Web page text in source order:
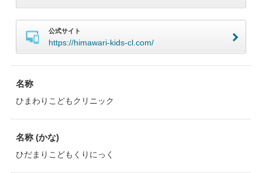
公式サイト
https://himawari-kids-cl.com/
名称
ひまわりこどもクリニック
名称 (かな)
ひだまりこどもくりにっく